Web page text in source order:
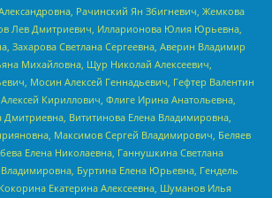
Рачинский Ян Збигневич, Жемкова
Лев Дмитриевич, Илларионова Юлия Юрьевна,
Захарова Светлана Сергеевна, Аверин Владимир
Михайловна, Щур Николай Алексеевич,
Мосин Алексей Геннадьевич, Гефтер Валентин
Кириллович, Флиге Ирина Анатольевна,
Вититинова Елена Владимировна,
Максимов Сергей Владимирович, Беляев
Елена Николаевна, Ганнушкина Светлана
Владимировна, Буртина Елена Юрьевна, Гендель
Екатерина Алексеевна, Шуманов Илья